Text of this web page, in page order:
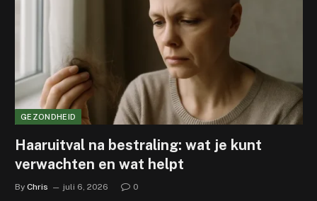
GEZONDHEID
Haaruitval na bestraling: wat je kunt
verwachten en wat helpt
By Chris juli 6, 2026 0